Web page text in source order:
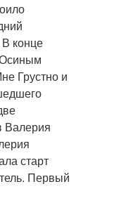
конце
Осиным
Грустно и
Валерия
старт
Первый